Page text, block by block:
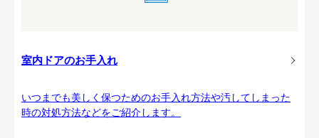
室内ドアのお手入れ
いつまでも美しく保つためのお手入れ方法や汚してしまった
時の対処方法などをご紹介します。